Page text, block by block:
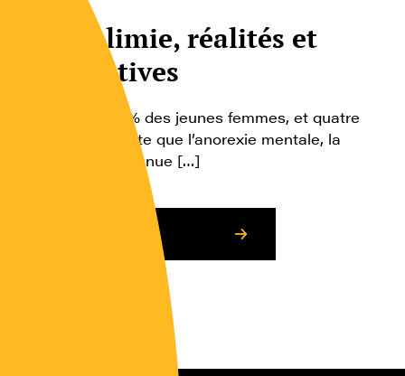
La boulimie, réalités et
perspectives
Touchant 1 à 2 % des jeunes femmes, et quatre
fois plus fréquente que l’anorexie mentale, la
boulimie est devenue […]